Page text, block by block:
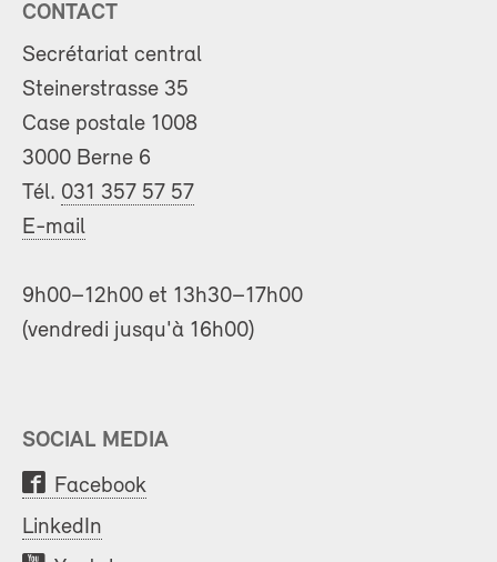
CONTACT
Secrétariat central
Steinerstrasse 35
Case postale 1008
3000 Berne 6
Tél. 031 357 57 57
E-mail
9h00–12h00 et 13h30–17h00
(vendredi jusqu'à 16h00)
SOCIAL MEDIA
Facebook
LinkedIn